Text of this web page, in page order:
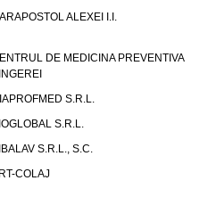
ALEXEI I.I.
DE MEDICINA PREVENTIVA
S.R.L.
S.R.L.
S.R.L., S.C.
COLAJ